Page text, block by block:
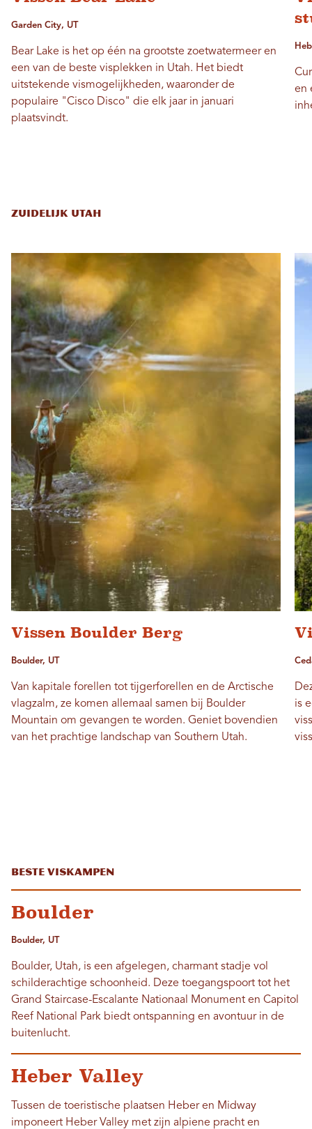
Garden City, UT
Bear Lake is het op één na grootste zoetwatermeer en
een van de beste visplekken in Utah. Het biedt
uitstekende vismogelijkheden, waaronder de
populaire "Cisco Disco" die elk jaar in januari
plaatsvindt.
en
ZUIDELIJK UTAH
Vissen Boulder Berg
Boulder, UT
Van kapitale forellen tot tijgerforellen en de Arctische
vlagzalm, ze komen allemaal samen bij Boulder
Mountain om gevangen te worden. Geniet bovendien
van het prachtige landschap van Southern Utah.
is
Beste viskampen
Boulder
Boulder, UT
Boulder, Utah, is een afgelegen, charmant stadje vol
schilderachtige schoonheid. Deze toegangspoort tot het
Grand Staircase-Escalante Nationaal Monument en Capitol
Reef National Park biedt ontspanning en avontuur in de
buitenlucht.
Heber Valley
Tussen de toeristische plaatsen Heber en Midway
imponeert Heber Valley met zijn alpiene pracht en